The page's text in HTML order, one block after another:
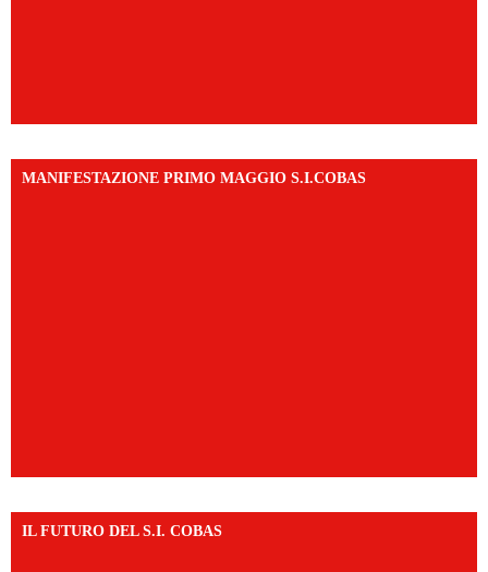
MANIFESTAZIONE PRIMO MAGGIO S.I.COBAS
IL FUTURO DEL S.I. COBAS